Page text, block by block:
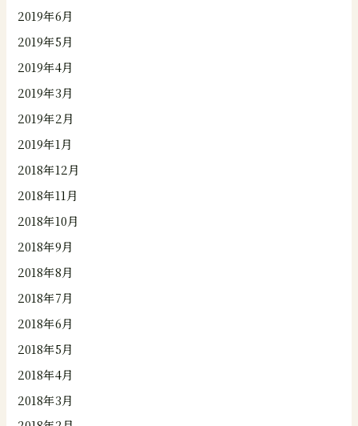
2019年6月
2019年5月
2019年4月
2019年3月
2019年2月
2019年1月
2018年12月
2018年11月
2018年10月
2018年9月
2018年8月
2018年7月
2018年6月
2018年5月
2018年4月
2018年3月